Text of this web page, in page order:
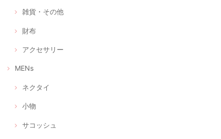
注文後、すぐに届きました。時節柄、少しでも早く入手したい物だった
雑貨・その他
財布
アクセサリー
MENs
ネクタイ
小物
サコッシュ